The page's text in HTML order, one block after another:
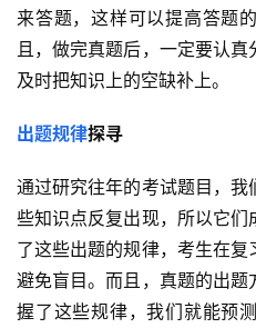
来答题，这样可以提高答题
且，做完真题后，一定要认真
及时把知识上的空缺补上。
出题规律探寻
通过研究往年的考试题目，
些知识点反复出现，所以它
了这些出题的规律，考生在复
避免盲目。而且，真题的出
握了这些规律，我们就能预